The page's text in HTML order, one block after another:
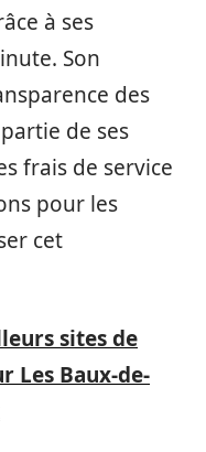
à ses
Son
des
de ses
frais de service
pour les
cet
sites de
Les Baux-de-